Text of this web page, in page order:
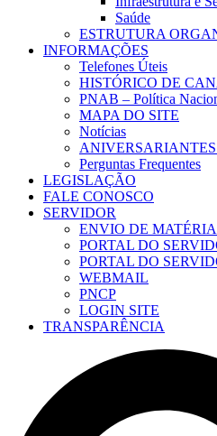
Saúde
ESTRUTURA
INFORMAÇÕES
Telefones Úteis
HISTÓRICO DE
PNAB – Política
MAPA DO SITE
Notícias
Perguntas Frequentes
LEGISLAÇÃO
FALE CONOSCO
SERVIDOR
ENVIO DE
PORTAL DO
PORTAL DO
WEBMAIL
PNCP
LOGIN SITE
TRANSPARÊNCIA